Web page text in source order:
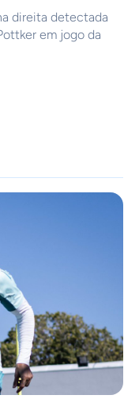
direita detectada
em jogo da